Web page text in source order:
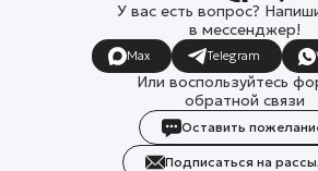
У вас есть вопрос?
в мессенджер!
Max Telegram
Или воспользуйтесь
обратной связи
Оставить
Подписаться на